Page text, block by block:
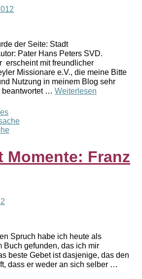
der Seite: Stadt
Pater Hans Peters SVD.
erscheint mit freundlicher
Missionare e.V., die meine Bitte
Nutzung in meinem Blog sehr
beantwortet … Weiterlesen
Momente: Franz
Spruch habe ich heute als
Buch gefunden, das ich mir
beste Gebet ist dasjenige, das den
dass er weder an sich selber …